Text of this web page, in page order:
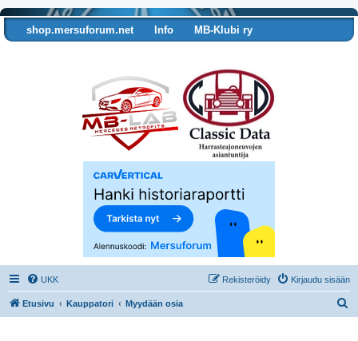
shop.mersuforum.net Info
MB-Klubi ry
UKK Kirjaudu sisään
Rekisteröidy
Etusivu Kauppatori Myydään osia